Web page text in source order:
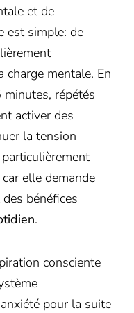
et de
est simple: de
charge mentale. En
répétés
activer des
la tension
elle demande
bénéfices
.
consciente
pour la suite